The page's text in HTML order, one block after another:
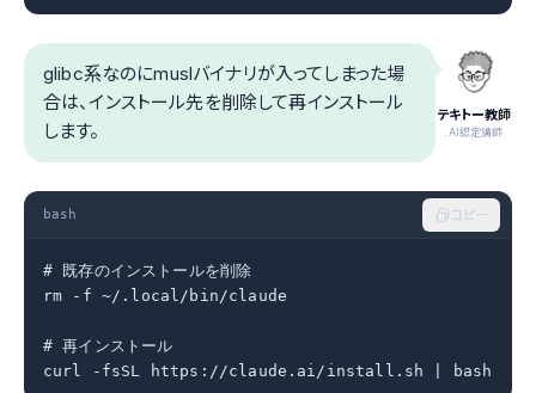
テキトー教師
.AI認定講師
glibc系なのにmuslバイナリが入ってしまった場
合は、インストール先を削除して再インストール
します。
bash コピー
# 既存のインストールを削除
rm -f ~/.local/bin/claude
# 再インストール
curl -fsSL https://claude.ai/install.sh | bash